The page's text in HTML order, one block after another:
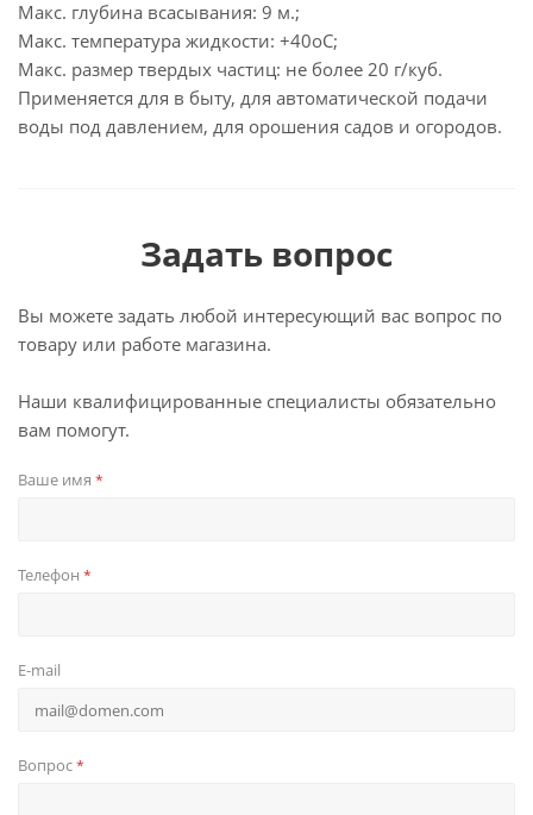
Макс. глубина всасывания: 9 м.;
Макс. температура жидкости: +40оС;
Макс. размер твердых частиц: не более 20 г/куб.
Применяется для в быту, для автоматической подачи
воды под давлением, для орошения садов и огородов.
Задать вопрос
Вы можете задать любой интересующий вас вопрос по
товару или работе магазина.
Наши квалифицированные специалисты обязательно
вам помогут.
Ваше имя *
Телефон *
E-mail
Вопрос*